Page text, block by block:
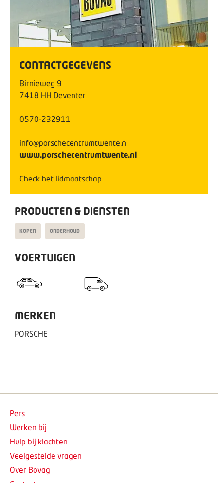
CONTACTGEGEVENS
Birnieweg 9
7418 HH Deventer
0570-232911
info@porschecentrumtwente.nl
www.porschecentrumtwente.nl
Check het lidmaatschap
PRODUCTEN & DIENSTEN
KOPEN ONDERHOUD
VOERTUIGEN
MERKEN
PORSCHE
Pers
Werken bij
Hulp bij klachten
Veelgestelde vragen
Over Bovag